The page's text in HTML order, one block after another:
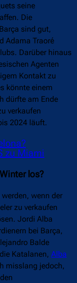
seine
Die
sind gut,
Adama Traoré
Darüber hinaus
Agenten
Kontakt zu
könnte einem
dürfte am Ende
verkaufen
2024 läuft.
zu Miami
los?
wenn der
zu verkaufen
Jordi Alba
bei Barça,
Balde
Katalanen, Alba
misslang jedoch,